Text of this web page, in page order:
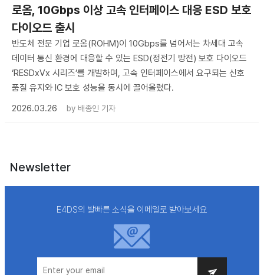
로옴, 10Gbps 이상 고속 인터페이스 대응 ESD 보호
다이오드 출시
반도체 전문 기업 로옴(ROHM)이 10Gbps를 넘어서는 차세대 고속
데이터 통신 환경에 대응할 수 있는 ESD(정전기 방전) 보호 다이오드
‘RESDxVx 시리즈’를 개발하며, 고속 인터페이스에서 요구되는 신호
품질 유지와 IC 보호 성능을 동시에 끌어올렸다.
2026.03.26
by 배종인 기자
Newsletter
E4DS의 발빠른 소식을 이메일로 받아보세요